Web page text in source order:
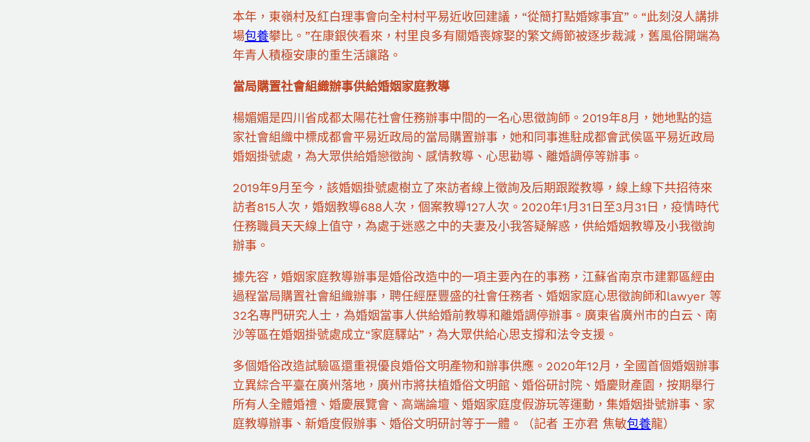
本年，東嶺村及紅白理事會向全村村平易近收回建議，“從簡打點婚嫁事宜”。“此刻沒人講排
場包養攀比。”在康銀俠看來，村里良多有關婚喪嫁娶的繁文縟節被逐步裁減，舊風俗開端為
年青人積極安康的重生活讓路。
當局購置社會組織辦事供給婚姻家庭教導
楊媚媚是四川省成都太陽花社會任務辦事中間的一名心思徵詢師。2019年8月，她地點的這
家社會組織中標成都會平易近政局的當局購置辦事，她和同事進駐成都會武侯區平易近政局
婚姻掛號處，為大眾供給婚戀徵詢、感情教導、心思勸導、離婚調停等辦事。
2019年9月至今，該婚姻掛號處樹立了來訪者線上徵詢及后期跟蹤教導，線上線下共招待來
訪者815人次，婚姻教導688人次，個案教導127人次。2020年1月31日至3月31日，疫情時代
任務職員天天線上值守，為處于迷惑之中的夫妻及小我答疑解惑，供給婚姻教導及小我徵詢
辦事。
據先容，婚姻家庭教導辦事是婚俗改造中的一項主要內在的事務，江蘇省南京市建鄴區經由
過程當局購置社會組織辦事，聘任經歷豐盛的社會任務者、婚姻家庭心思徵詢師和lawyer 等
32名專門研究人士，為婚姻當事人供給婚前教導和離婚調停辦事。廣東省廣州市的白云、南
沙等區在婚姻掛號處成立“家庭驛站”，為大眾供給心思支撐和法令支援。
多個婚俗改造試驗區還重視優良婚俗文明產物和辦事供應。2020年12月，全國首個婚姻辦事
立異綜合平臺在廣州落地，廣州市將扶植婚俗文明館、婚俗研討院、婚慶財產園，按期舉行
所有人全體婚禮、婚慶展覽會、高端論壇、婚姻家庭度假游玩等運動，集婚姻掛號辦事、家
庭教導辦事、新婚度假辦事、婚俗文明研討等于一體。（記者 王亦君 焦敏包養龍）